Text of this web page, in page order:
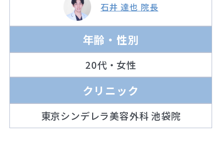
石井 達也 院長
年齢・性別
20代・女性
クリニック
東京シンデレラ美容外科 池袋院